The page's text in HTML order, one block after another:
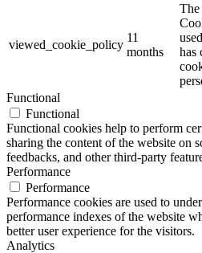
viewed_cookie_policy
11
months
The
has
Functional
Functional
Functional cookies help to perform
sharing the content of the website on
feedbacks, and other third-party
Performance
Performance
Performance cookies are used to
performance indexes of the website
better user experience for the visitors.
Analytics